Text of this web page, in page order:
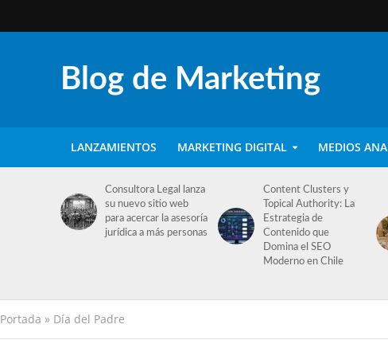
Blog de Marketing
LANZAMIENTOS MARKETING DIGITAL MEDIOS
Consultora Legal lanza
su nuevo sitio web
para acercar la asesoría
jurídica a más personas
Content Clusters y
Topical Authority: La
Estrategia de
Contenido que
Domina el SEO
Moderno en Chile
Portada » Día del Padre